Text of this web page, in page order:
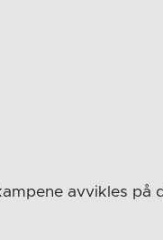
avvikles på